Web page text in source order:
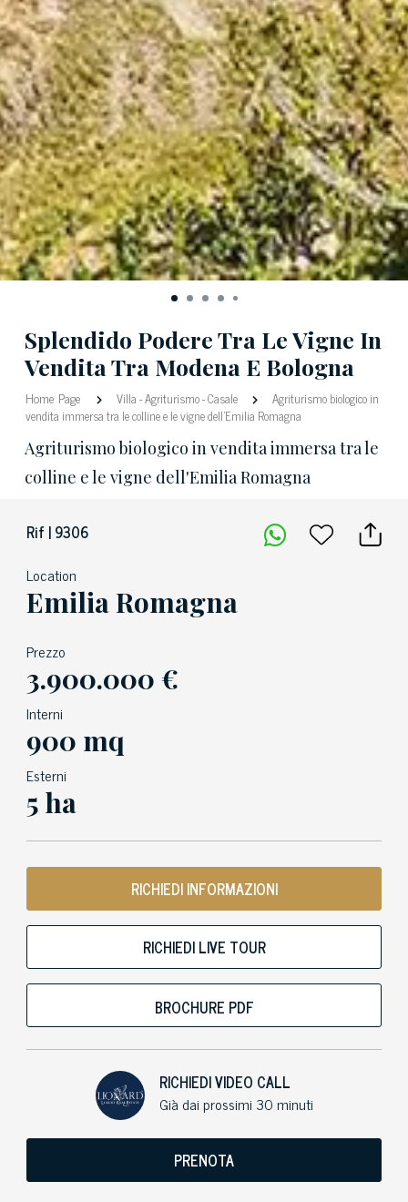
Splendido Podere Tra Le Vigne In
Vendita Tra Modena E Bologna
Home Page Villa-Agriturismo-Casale
Agriturismo biologico in
vendita immersa tra le colline e le vigne dell'Emilia Romagna
Agriturismo biologico in vendita immersa tra le
colline e le vigne dell'Emilia Romagna
Rif | 9306
Location
Emilia Romagna
Prezzo
3.900.000 €
Interni
900 mq
Esterni
5 ha
RICHIEDI INFORMAZIONI
RICHIEDI LIVE TOUR
BROCHURE PDF
RICHIEDI VIDEO CALL
Già dai prossimi 30 minuti
PRENOTA